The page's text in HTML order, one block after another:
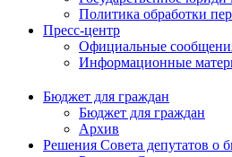
Политика обработки
Пресс-центр
Официальные
Информационные
Бюджет для граждан
Бюджет для граждан
Архив
Решения Совета депутатов о